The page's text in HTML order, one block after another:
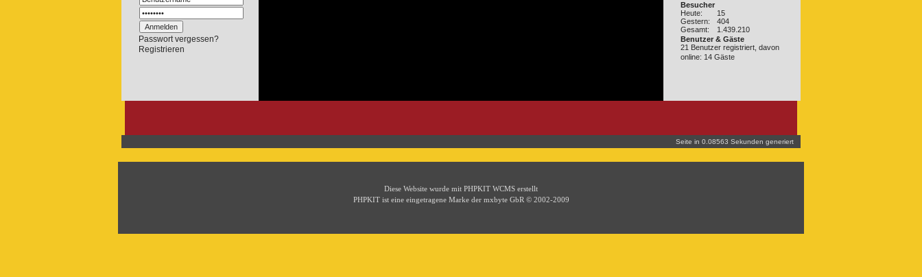
Passwort vergessen?
Registrieren
Besucher
Heute:
15
Gestern:
404
Gesamt:
1.439.210
Benutzer & Gäste
21 Benutzer registriert, davon
online: 14 Gäste
Seite in 0.08563 Sekunden generiert
Diese Website wurde mit PHPKIT WCMS erstellt
PHPKIT ist eine eingetragene Marke der mxbyte GbR © 2002-2009